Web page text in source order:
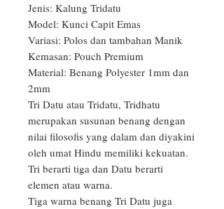
Jenis: Kalung Tridatu
Model: Kunci Capit Emas
Variasi: Polos dan tambahan Manik
Kemasan: Pouch Premium
Material: Benang Polyester 1mm dan
2mm
Tri Datu atau Tridatu, Tridhatu
merupakan susunan benang dengan
nilai filosofis yang dalam dan diyakini
oleh umat Hindu memiliki kekuatan.
Tri berarti tiga dan Datu berarti
elemen atau warna.
Tiga warna benang Tri Datu juga